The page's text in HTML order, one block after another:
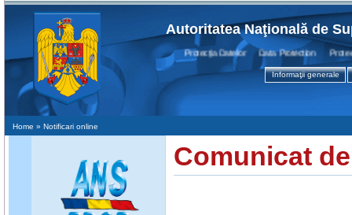
Autoritatea Naţională de
Protecţia Datelor Data Protection Protection
Informaţii generale
Home » Notificari online
Comunicat